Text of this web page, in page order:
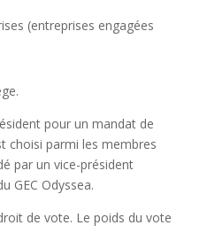
(entreprises engagées
pour un mandat de
choisi parmi les membres
par un vice-président
GEC Odyssea.
de vote. Le poids du vote